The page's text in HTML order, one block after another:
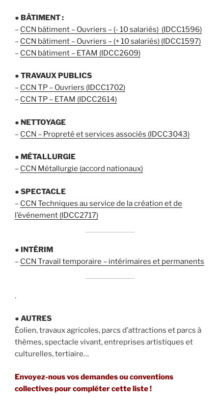
● BÂTIMENT :
– CCN bâtiment – Ouvriers – (- 10 salariés) (IDCC1596)
– CCN bâtiment – Ouvriers – (+ 10 salariés) (IDCC1597)
– CCN bâtiment – ETAM (IDCC2609)
● TRAVAUX PUBLICS
– CCN TP – Ouvriers (IDCC1702)
– CCN TP – ETAM (IDCC2614)
● NETTOYAGE
– CCN – Propreté et services associés (IDCC3043)
● MÉTALLURGIE
– CCN Métallurgie (accord nationaux)
● SPECTACLE
– CCN Techniques au service de la création et de
l’événement (IDCC2717)
● INTÉRIM
– CCN Travail temporaire – intérimaires et permanents
.
● AUTRES
Éolien, travaux agricoles, parcs d’attractions et parcs à
thèmes, spectacle vivant, entreprises artistiques et
culturelles, tertiaire…
Envoyez-nous vos demandes ou conventions
collectives pour compléter cette liste !